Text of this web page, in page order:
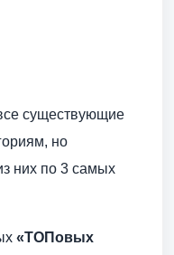
существующие
но
них по 3 самых
«ТОПовых